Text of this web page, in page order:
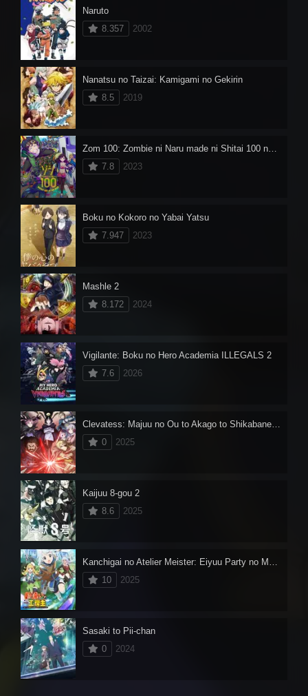
Naruto
8.357
2002
Nanatsu no Taizai: Kamigami no Gekirin
8.5
2019
7.8
2023
Boku no Kokoro no Yabai Yatsu
7.947
2023
Mashle 2
8.172
2024
Vigilante: Boku no Hero Academia ILLEGALS 2
7.6
2026
0
2025
Kaijuu 8-gou 2
8.6
2025
10
2025
Sasaki to Pii-chan
0
2024